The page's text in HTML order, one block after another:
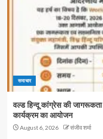
समाचार
वल्ड हिन्दू कांग्रेस की
कार्यक्रम का आयोजन
August 6, 2026 संजीव शर्मा